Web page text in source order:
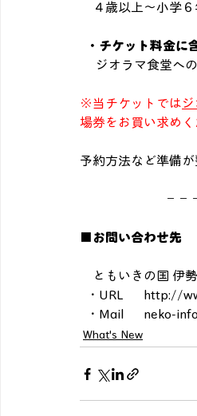
４歳以上～小学６
・チケット料金に
ジオラマ食堂への
※当チケットでは
場券をお買い求めく
予約方法など準備
－－
■お問い合わせ先
ともいきの国 伊
・URL
・Mail
What's New